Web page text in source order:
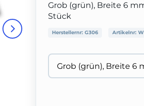
Grob (grün), Breite 6
Stück
Herstellernr: G306 Artikelnr: